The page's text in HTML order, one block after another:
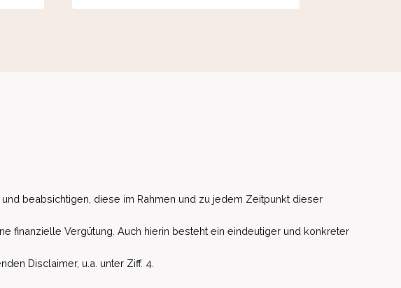
beabsichtigen, diese im Rahmen und zu jedem Zeitpunkt dieser
finanzielle Vergütung. Auch hierin besteht ein eindeutiger und konkreter
Disclaimer, u.a. unter Ziff. 4.